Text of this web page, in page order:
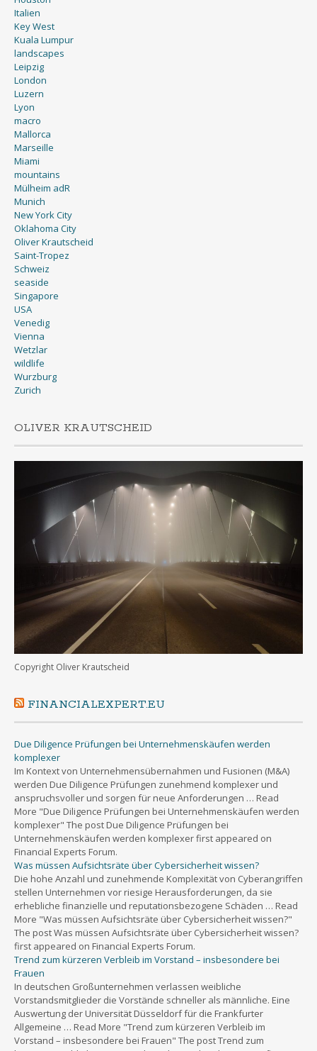
Italien
Key West
Kuala Lumpur
landscapes
Leipzig
London
Luzern
Lyon
macro
Mallorca
Marseille
Miami
mountains
Mülheim adR
Munich
New York City
Oklahoma City
Oliver Krautscheid
Saint-Tropez
Schweiz
seaside
Singapore
USA
Venedig
Vienna
Wetzlar
wildlife
Wurzburg
Zurich
OLIVER KRAUTSCHEID
Copyright Oliver Krautscheid
FINANCIALEXPERT.EU
Due Diligence Prüfungen bei Unternehmenskäufen werden
komplexer
Im Kontext von Unternehmensübernahmen und Fusionen (M&A)
werden Due Diligence Prüfungen zunehmend komplexer und
anspruchsvoller und sorgen für neue Anforderungen … Read
More "Due Diligence Prüfungen bei Unternehmenskäufen werden
komplexer" The post Due Diligence Prüfungen bei
Unternehmenskäufen werden komplexer first appeared on
Financial Experts Forum.
Was müssen Aufsichtsräte über Cybersicherheit wissen?
Die hohe Anzahl und zunehmende Komplexität von Cyberangriffen
stellen Unternehmen vor riesige Herausforderungen, da sie
erhebliche finanzielle und reputationsbezogene Schäden … Read
More "Was müssen Aufsichtsräte über Cybersicherheit wissen?"
The post Was müssen Aufsichtsräte über Cybersicherheit wissen?
first appeared on Financial Experts Forum.
Trend zum kürzeren Verbleib im Vorstand – insbesondere bei
Frauen
In deutschen Großunternehmen verlassen weibliche
Vorstandsmitglieder die Vorstände schneller als männliche. Eine
Auswertung der Universität Düsseldorf für die Frankfurter
Allgemeine … Read More "Trend zum kürzeren Verbleib im
Vorstand – insbesondere bei Frauen" The post Trend zum